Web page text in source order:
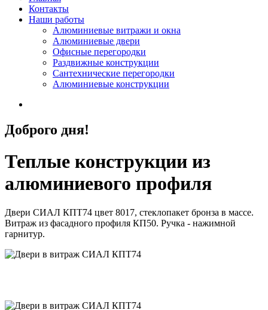
Контакты
Наши работы
Алюминиевые витражи и окна
Алюминиевые двери
Офисные перегородки
Раздвижные конструкции
Сантехнические перегородки
Алюминиевые конструкции
Доброго дня!
Теплые конструкции из
алюминиевого профиля
Двери СИАЛ КПТ74 цвет 8017, стеклопакет бронза в массе.
Витраж из фасадного профиля КП50. Ручка - нажимной
гарнитур.